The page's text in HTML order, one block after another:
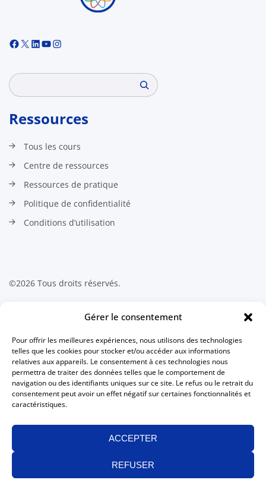
Gérer le consentement
Pour offrir les meilleures expériences, nous utilisons des technologies
telles que les cookies pour stocker et/ou accéder aux informations
relatives aux appareils. Le consentement à ces technologies nous
permettra de traiter des données telles que le comportement de
navigation ou des identifiants uniques sur ce site. Le refus ou le retrait du
consentement peut avoir un effet négatif sur certaines fonctionnalités et
caractéristiques.
ACCEPTER
REFUSER
Search
Ressources
Tous les cours
Centre de ressources
Ressources de pratique
Politique de confidentialité
Conditions d’utilisation
©2026 Tous droits réservés.
Contactez-nous
Association canadienne des
technologues en radiation médicale
511 Lacolle Way, Suite 8317
Ottawa, Ontario K4A 5B6
Canada
613 234-0012
1 800 463-9729(sans frais au Canada)